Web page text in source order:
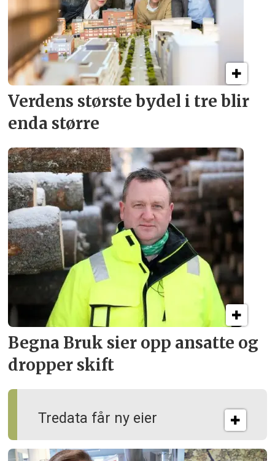
Verdens største bydel i tre blir
enda større
Tredata får ny eier
Begna Bruk sier opp ansatte og
dropper skift